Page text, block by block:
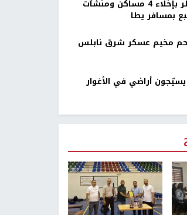
الاحتلال يخطر بإخلاء 4 مساكن ومنشآت
بمسافر يطا
مخيم عسكر شرق نابلس
أراضي في الأغوار